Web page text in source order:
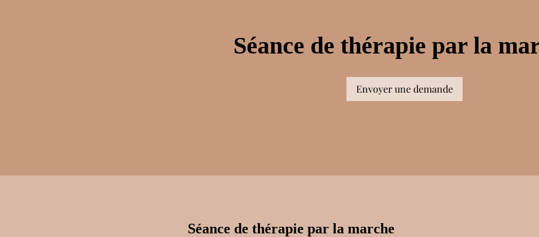
Séance de thérapie par la
Envoyer une demande
Séance de thérapie par la marche